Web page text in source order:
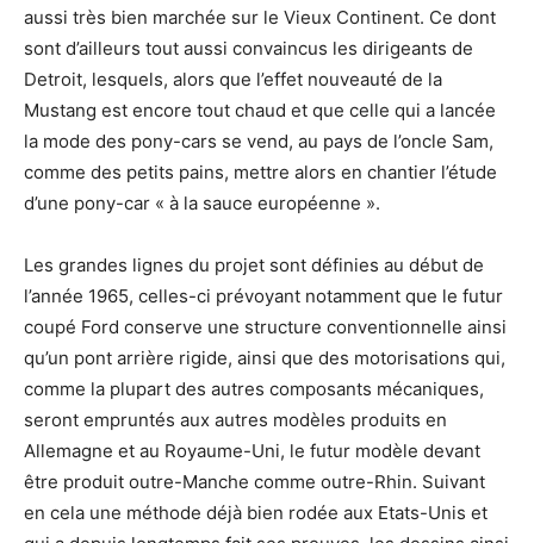
aussi très bien marchée sur le Vieux Continent. Ce dont
sont d’ailleurs tout aussi convaincus les dirigeants de
Detroit, lesquels, alors que l’effet nouveauté de la
Mustang est encore tout chaud et que celle qui a lancée
la mode des pony-cars se vend, au pays de l’oncle Sam,
comme des petits pains, mettre alors en chantier l’étude
d’une pony-car « à la sauce européenne ».
Les grandes lignes du projet sont définies au début de
l’année 1965, celles-ci prévoyant notamment que le futur
coupé Ford conserve une structure conventionnelle ainsi
qu’un pont arrière rigide, ainsi que des motorisations qui,
comme la plupart des autres composants mécaniques,
seront empruntés aux autres modèles produits en
Allemagne et au Royaume-Uni, le futur modèle devant
être produit outre-Manche comme outre-Rhin. Suivant
en cela une méthode déjà bien rodée aux Etats-Unis et